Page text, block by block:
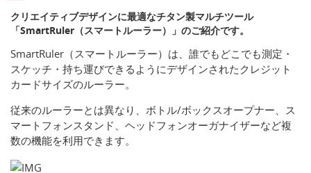
クリエイティブデザインに最適なチタン製マルチツール
「SmartRuler（スマートルーラー）」のご紹介です。
SmartRuler（スマートルーラー）は、誰でもどこでも測定・
スケッチ・持ち運びできるようにデザインされたクレジット
カードサイズのルーラー。
従来のルーラーとは異なり、ボトル/ボックスオープナー、ス
マートフォンスタンド、ヘッドフォンオーガナイザーなど複
数の機能を利用できます。